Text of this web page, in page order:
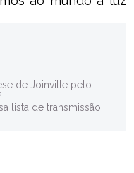
de Joinville pelo
lista de transmissão.